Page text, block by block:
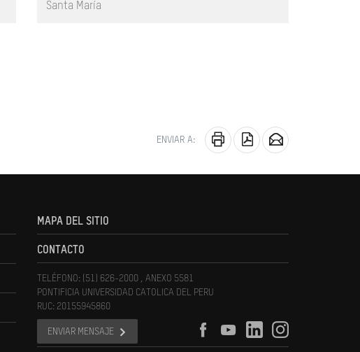
Santa María
ENVIAR A:
MAPA DEL SITIO
CONTACTO
TELÉFONO: (51) 626-2000 , ANEXO 5581
PONTIFICIA UNIVERSIDAD CATOLICA DEL PERU
RUC: 20155945860
ENVIAR MENSAJE